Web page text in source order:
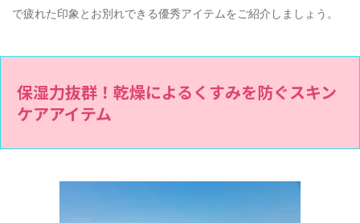
で疲れた印象とお別れできる優秀アイテムをご紹介しましょう。
保湿力抜群！乾燥によるくすみを防ぐスキン
ケアアイテム